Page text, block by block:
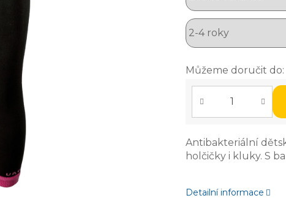
Můžeme doručit do:
Antibakteriální
holčičky i kluky. S
Detailní informace